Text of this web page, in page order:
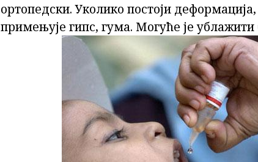
ортопедски. Уколико постоји
примењује гипс, гума. Могуће је